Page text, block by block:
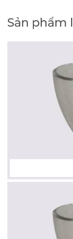
Sản phẩm